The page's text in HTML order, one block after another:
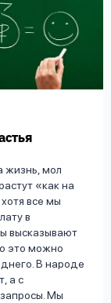
жизнь, мол
«как на
все мы
в
высказывают
это можно
В народе
а с
Мы